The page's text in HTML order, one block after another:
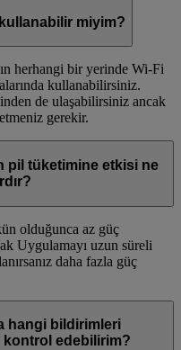
miyim?
herhangi bir yerinde Wi-Fi
kullanabilirsiniz.
de ulaşabilirsiniz ancak
gerekir.
pil tüketimine etkisi ne
olduğunca az güç
Uygulamayı uzun süreli
daha fazla güç
hangi bildirimleri
kontrol edebilirim?